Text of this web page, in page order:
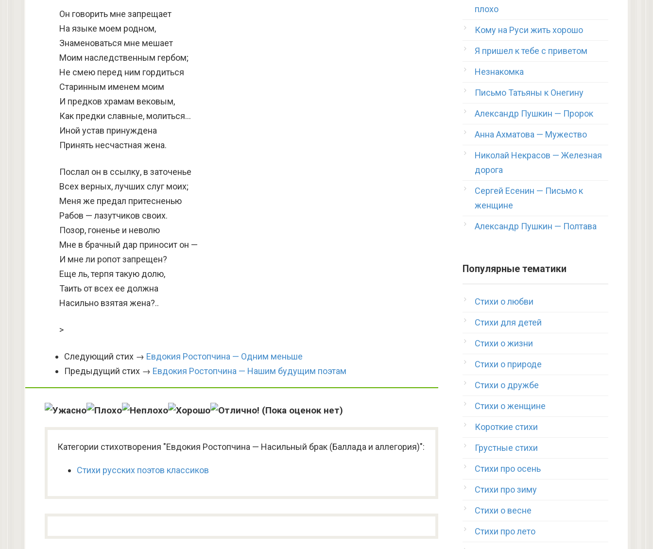
Он говорить мне запрещает
На языке моем родном,
Знаменоваться мне мешает
Моим наследственным гербом;
Не смею перед ним гордиться
Старинным именем моим
И предков храмам вековым,
Как предки славные, молиться…
Иной устав принуждена
Принять несчастная жена.
Послал он в ссылку, в заточенье
Всех верных, лучших слуг моих;
Меня же предал притесненью
Рабов — лазутчиков своих.
Позор, гоненье и неволю
Мне в брачный дар приносит он —
И мне ли ропот запрещен?
Еще ль, терпя такую долю,
Таить от всех ее должна
Насильно взятая жена?..
>
Следующий стих → Евдокия Ростопчина — Одним меньше
Предыдущий стих → Евдокия Ростопчина — Нашим будущим поэтам
(Пока оценок нет)
Категории стихотворения "Евдокия Ростопчина — Насильный брак (Баллада и аллегория)":
Стихи русских поэтов классиков
плохо
Кому на Руси жить хорошо
Я пришел к тебе с приветом
Незнакомка
Письмо Татьяны к Онегину
Александр Пушкин — Пророк
Анна Ахматова — Мужество
Николай Некрасов — Железная
дорога
Сергей Есенин — Письмо к
женщине
Александр Пушкин — Полтава
Популярные тематики
Стихи о любви
Стихи для детей
Стихи о жизни
Стихи о природе
Стихи о дружбе
Стихи о женщине
Короткие стихи
Грустные стихи
Стихи про осень
Стихи про зиму
Стихи о весне
Стихи про лето